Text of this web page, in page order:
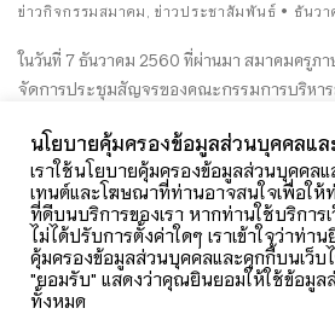
ข่าวกิจกรรมสมาคม ข่าวประชาสัมพันธ์ ธันวา
ในวันที่ 7 ธันวาคม 2560 ที่ผ่านมา สมาคมครูภา
จัดการประชุมสัญจรของคณะกรรมการบริหารส
อ่านเพิ่มเติม
นโยบายคุ้มครองข้อมูลส่วนบุคคลแล
เราใช้นโยบายคุ้มครองข้อมูลส่วนบุคคล
เทนต์และโฆษณาที่ท่านอาจสนใจเพื่อใ
ที่ดีบนบริการของเรา หากท่านใช้บริการ
ไม่ได้ปรับการตั้งค่าใดๆ เราเข้าใจว่าท่า
คุ้มครองข้อมูลส่วนบุคคลและคุกกี้บนเว็บ
"ยอมรับ" แสดงว่าคุณยินยอมให้ใช้ข้อมูล
ทั้งหมด